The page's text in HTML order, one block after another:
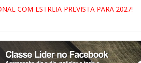
NA RETA FINAL PELA FÁBRICA DA
NO FIM DE SEMANA;